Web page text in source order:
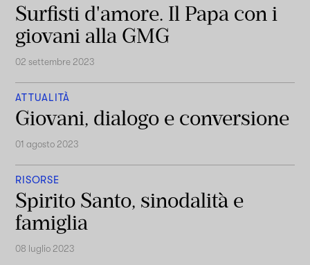
Surfisti d'amore. Il Papa con i
giovani alla GMG
02 settembre 2023
ATTUALITÀ
Giovani, dialogo e conversione
01 agosto 2023
RISORSE
Spirito Santo, sinodalità e
famiglia
08 luglio 2023